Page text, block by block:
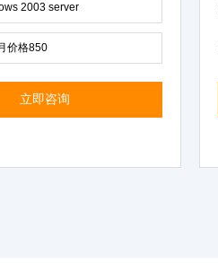
立即咨询